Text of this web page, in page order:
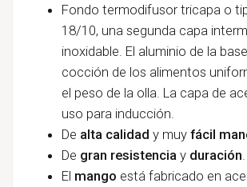
Fondo termodifusor tricapa o
18/10, una segunda capa
inoxidable. El aluminio de la
cocción de los alimentos
el peso de la olla. La capa de
uso para inducción.
De alta calidad y muyfácil
De gran resistencia y duración
El mango está fabricado en